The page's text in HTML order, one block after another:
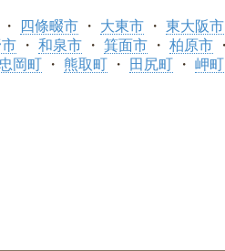
四條畷市 大東市
東大阪市
和泉市 箕面市
柏原市
忠岡町 熊取町 田尻町
岬町